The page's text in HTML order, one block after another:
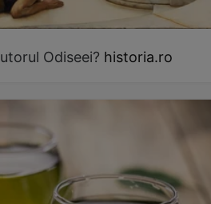
Odiseei? historia.ro